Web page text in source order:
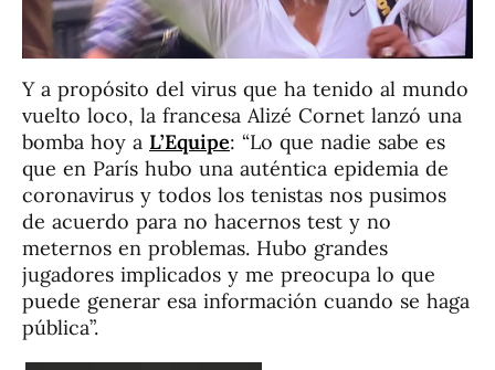
Y a propósito del virus que ha tenido al mundo
vuelto loco, la francesa Alizé Cornet lanzó una
bomba hoy a L’Equipe: “Lo que nadie sabe es
que en París hubo una auténtica epidemia de
coronavirus y todos los tenistas nos pusimos
de acuerdo para no hacernos test y no
meternos en problemas. Hubo grandes
jugadores implicados y me preocupa lo que
puede generar esa información cuando se haga
pública”.